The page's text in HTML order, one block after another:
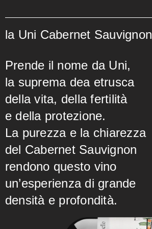
la Uni Cabernet Sauvignon
Prende il nome da Uni,
la suprema dea etrusca
della vita, della fertilità
e della protezione.
La purezza e la chiarezza
del Cabernet Sauvignon
rendono questo vino
un’esperienza di grande
densità e profondità.